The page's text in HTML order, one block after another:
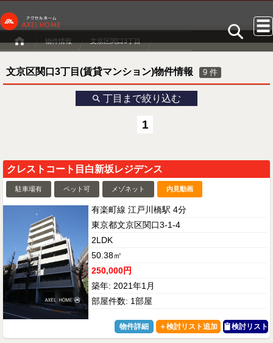
物件情報 文京区関口3丁目
文京区関口3丁目(賃貸マンション)物件情報 9 件
丁目まで絞り込む
1
クレストコート目白新坂レジデンス
駐車場有 ペット可 メゾネット 内見動画
有楽町線 江戸川橋駅 4分
東京都文京区関口3-1-4
2LDK
50.38㎡
250,000円
築年: 2021年1月
部屋件数: 1部屋
物件詳細 検討リスト